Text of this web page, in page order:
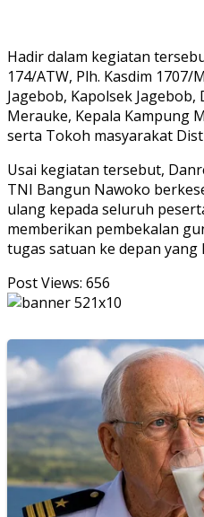
Hadir dalam kegiatan
174/ATW, Plh. Kasdim
Jagebob, Kapolsek
Merauke, Kepala Kampung
serta Tokoh masyarakat
Usai kegiatan tersebut,
TNI Bangun Nawoko
ulang kepada seluruh
memberikan pembekalan
tugas satuan ke depan yang
Post Views: 656